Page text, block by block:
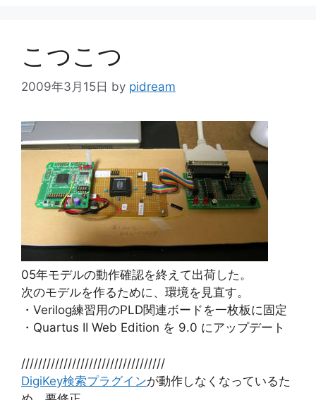
こつこつ
2009年3月15日 by pidream
05年モデルの動作確認を終えて出荷した。
次のモデルを作るために、環境を見直す。
・Verilog練習用のPLD関連ボードを一枚板に固定
・Quartus II Web Edition を 9.0 にアップデート
//////////////////////////////////
DigiKey検索プラグインが動作しなくなっているた